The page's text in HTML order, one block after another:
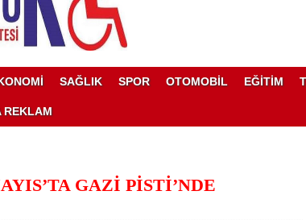
SAĞLIK SPOR OTOMOBİL EĞİTİM
REKLAM
GAZİ PİSTİ’NDE